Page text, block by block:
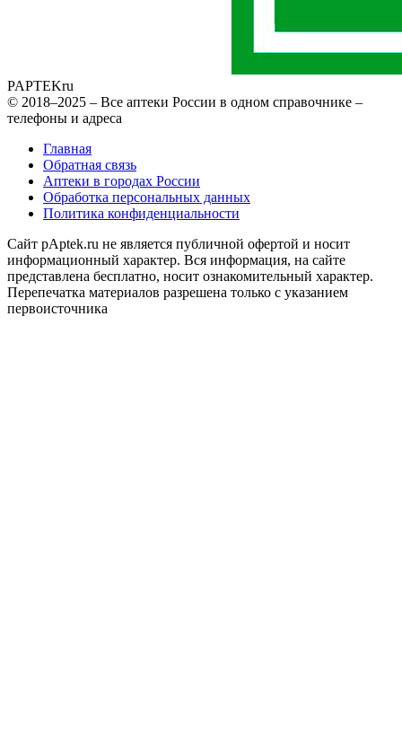
PAPTEKru
© 2018–2025 – Все аптеки России в одном справочнике –
телефоны и адреса
Главная
Обратная связь
Аптеки в городах России
Обработка персональных данных
Политика конфиденциальности
Сайт pAptek.ru не является публичной офертой и носит
информационный характер. Вся информация, на сайте
представлена бесплатно, носит ознакомительный характер.
Перепечатка материалов разрешена только с указанием
первоисточника